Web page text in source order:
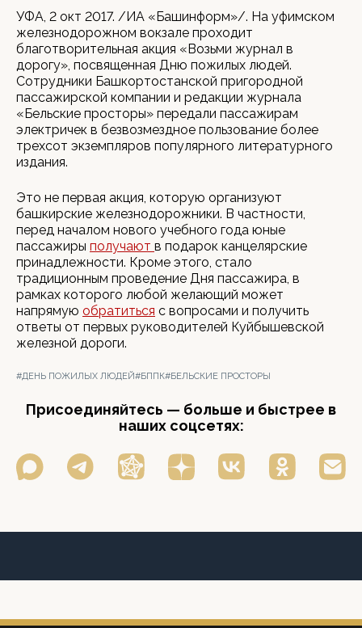
УФА, 2 окт 2017. /ИА «Башинформ»/. На уфимском
железнодорожном вокзале проходит
благотворительная акция «Возьми журнал в
дорогу», посвященная Дню пожилых людей.
Сотрудники Башкортостанской пригородной
пассажирской компании и редакции журнала
«Бельские просторы» передали пассажирам
электричек в безвозмездное пользование более
трехсот экземпляров популярного литературного
издания.
Это не первая акция, которую организуют
башкирские железнодорожники. В частности,
перед началом нового учебного года юные
пассажиры получают в подарок канцелярские
принадлежности. Кроме этого, стало
традиционным проведение Дня пассажира, в
рамках которого любой желающий может
напрямую обратиться с вопросами и получить
ответы от первых руководителей Куйбышевской
железной дороги.
#ДЕНЬ ПОЖИЛЫХ ЛЮДЕЙ#БППК#БЕЛЬСКИЕ ПРОСТОРЫ
Присоединяйтесь — больше и быстрее в
наших соцсетях: